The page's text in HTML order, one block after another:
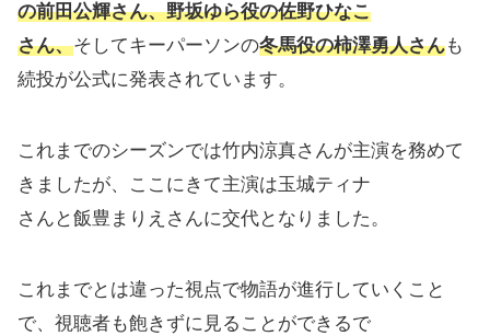
の前田公輝さん、野坂ゆら役の佐野ひなこ
さん、そしてキーパーソンの冬馬役の柿澤勇人さんも
続投が公式に発表されています。
これまでのシーズンでは竹内涼真さんが主演を務めて
きましたが、ここにきて主演は玉城ティナ
さんと飯豊まりえさんに交代となりました。
これまでとは違った視点で物語が進行していくこと
で、視聴者も飽きずに見ることができるで